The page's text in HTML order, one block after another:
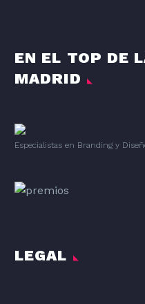
EN EL TOP DE
MADRID
Especialistas en Branding y
LEGAL